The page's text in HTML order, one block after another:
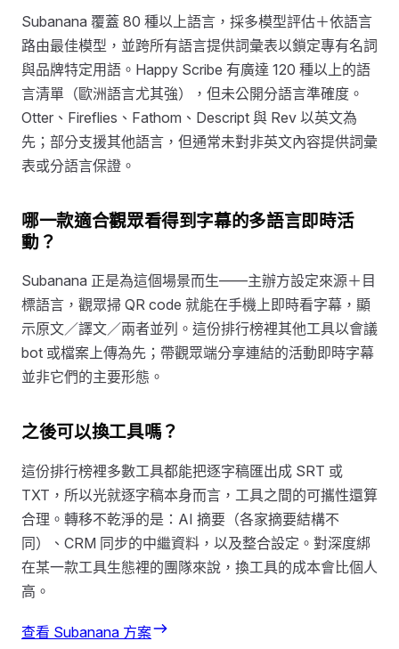
Subanana 覆蓋 80 種以上語言，採多模型評估＋依語言
路由最佳模型，並跨所有語言提供詞彙表以鎖定專有名詞
與品牌特定用語。Happy Scribe 有廣達 120 種以上的語
言清單（歐洲語言尤其強），但未公開分語言準確度。
Otter、Fireflies、Fathom、Descript 與 Rev 以英文為
先；部分支援其他語言，但通常未對非英文內容提供詞彙
表或分語言保證。
哪一款適合觀眾看得到字幕的多語言即時活
動？
Subanana 正是為這個場景而生——主辦方設定來源＋目
標語言，觀眾掃 QR code 就能在手機上即時看字幕，顯
示原文／譯文／兩者並列。這份排行榜裡其他工具以會議
bot 或檔案上傳為先；帶觀眾端分享連結的活動即時字幕
並非它們的主要形態。
之後可以換工具嗎？
這份排行榜裡多數工具都能把逐字稿匯出成 SRT 或
TXT，所以光就逐字稿本身而言，工具之間的可攜性還算
合理。轉移不乾淨的是：AI 摘要（各家摘要結構不
同）、CRM 同步的中繼資料，以及整合設定。對深度綁
在某一款工具生態裡的團隊來說，換工具的成本會比個人
高。
查看 Subanana 方案